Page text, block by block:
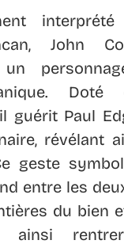
John
un
guérit Paul
révélant
geste
entre les
du bien
ainsi